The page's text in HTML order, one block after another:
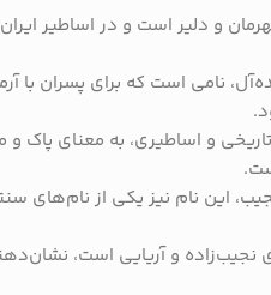
و دلیر است و در اساطیر
نامی است که برای پسران با
و اساطیری، به معنای پاک
این نام نیز یکی از نام‌های
نجیب‌زاده و آریایی است،